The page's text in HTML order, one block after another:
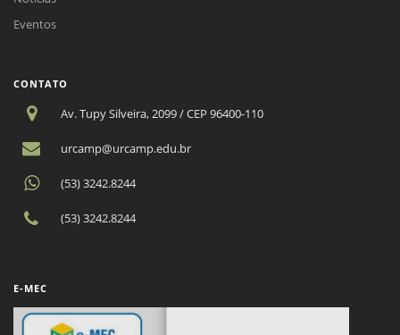
Eventos
CONTATO
Av. Tupy Silveira, 2099 / CEP 96400-110
urcamp@urcamp.edu.br
(53) 3242.8244
(53) 3242.8244
E-MEC